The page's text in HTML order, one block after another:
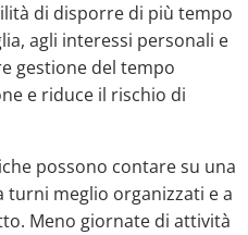
di disporre di più tempo
agli interessi personali e
gestione del tempo
e riduce il rischio di
possono contare su una
turni meglio organizzati e a
Meno giornate di attività